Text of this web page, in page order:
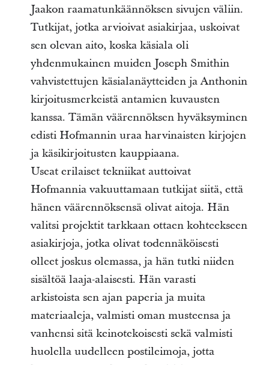
Jaakon raamatunkäännöksen sivujen väliin.
Tutkijat, jotka arvioivat asiakirjaa, uskoivat
sen olevan aito, koska käsiala oli
yhdenmukainen muiden Joseph Smithin
vahvistettujen käsialanäytteiden ja Anthonin
kirjoitusmerkeistä antamien kuvausten
kanssa. Tämän väärennöksen hyväksyminen
edisti Hofmannin uraa harvinaisten kirjojen
ja käsikirjoitusten kauppiaana.
Useat erilaiset tekniikat auttoivat
Hofmannia vakuuttamaan tutkijat siitä, että
hänen väärennöksensä olivat aitoja. Hän
valitsi projektit tarkkaan ottaen kohteekseen
asiakirjoja, jotka olivat todennäköisesti
olleet joskus olemassa, ja hän tutki niiden
sisältöä laaja-alaisesti. Hän varasti
arkistoista sen ajan paperia ja muita
materiaaleja, valmisti oman musteensa ja
vanhensi sitä keinotekoisesti sekä valmisti
huolella uudelleen postileimoja, jotta